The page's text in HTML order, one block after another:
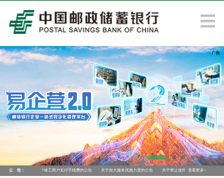
公 告：
小微企业和个体工商户支付手续费的公告 关于加大服务优惠力度的公告 关于禁止使用我行账户、产品、服务、渠道
查看更多>